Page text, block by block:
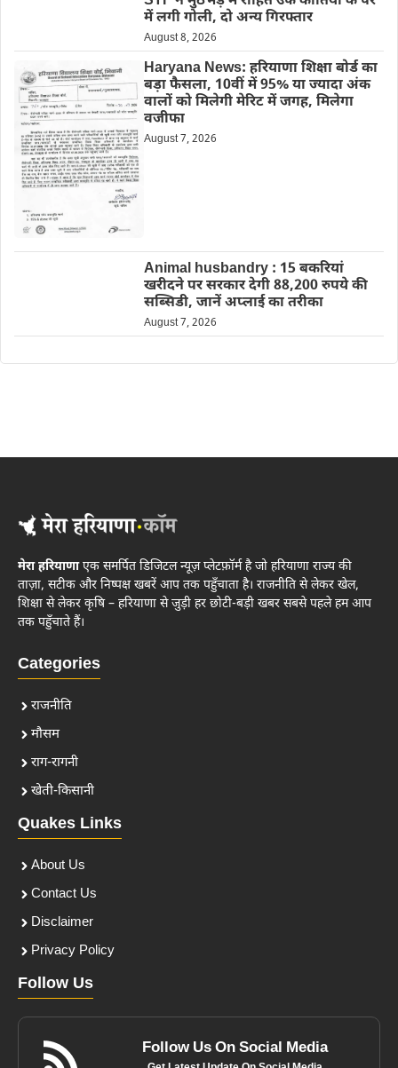
में लगी गोली, दो अन्य गिरफ्तार
August 8, 2026
Haryana News: हरियाणा शिक्षा बोर्ड का
बड़ा फैसला, 10वीं में 95% या ज्यादा अंक
वालों को मिलेगी मेरिट में जगह, मिलेगा
वजीफा
August 7, 2026
Animal husbandry : 15 बकरियां
खरीदने पर सरकार देगी 88,200 रुपये की
सब्सिडी, जानें अप्लाई का तरीका
August 7, 2026
मेरा हरियाणाएक समर्पित डिजिटल न्यूज़ प्लेटफ़ॉर्म है जो हरियाणा राज्य की
ताज़ा, सटीक और निष्पक्ष खबरें आप तक पहुँचाता है। राजनीति से लेकर खेल,
शिक्षा से लेकर कृषि – हरियाणा से जुड़ी हर छोटी-बड़ी खबर सबसे पहले हम आप
तक पहुँचाते हैं।
Categories
राजनीति
मौसम
राग-रागनी
खेती-किसानी
Quakes Links
About Us
Contact Us
Disclaimer
Privacy Policy
Follow Us
Follow Us On Social Media